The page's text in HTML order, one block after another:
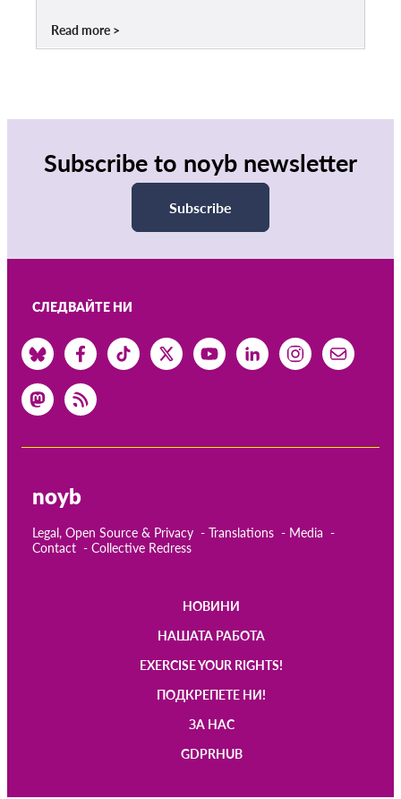
Read more
Subscribe to noyb newsletter
Subscribe
СЛЕДВАЙТЕ НИ
noyb
Legal, Open Source & Privacy Translations
Media
Contact
Collective Redress
НОВИНИ
НАШАТА РАБОТА
EXERCISE YOUR RIGHTS!
ПОДКРЕПЕТЕ НИ!
ЗА НАС
GDPRHUB